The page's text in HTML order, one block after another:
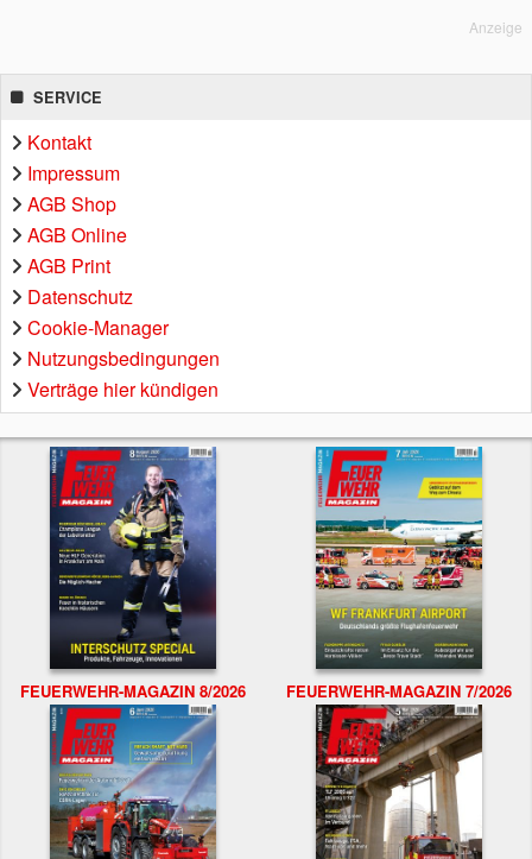
Anzeige
SERVICE
Kontakt
Impressum
AGB Shop
AGB Online
AGB Print
Datenschutz
Cookie-Manager
Nutzungsbedingungen
Verträge hier kündigen
FEUERWEHR-MAGAZIN 8/2026 FEUERWEHR-MAGAZIN 7/2026